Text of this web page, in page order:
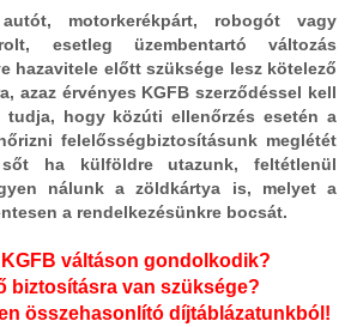
motorkerékpárt, robogót vagy
esetleg üzembentartó változás
hazavitele előtt szüksége lesz kötelező
azaz érvényes KGFB szerződéssel kell
tudja, hogy közúti ellenőrzés esetén a
felelősségbiztosításunk meglétét
sőt ha külföldre utazunk, feltétlenül
nálunk a zöldkártya is, melyet a
a rendelkezésünkre bocsát.
váltáson gondolkodik?
biztosításra van szüksége?
összehasonlító díjtáblázatunkból!